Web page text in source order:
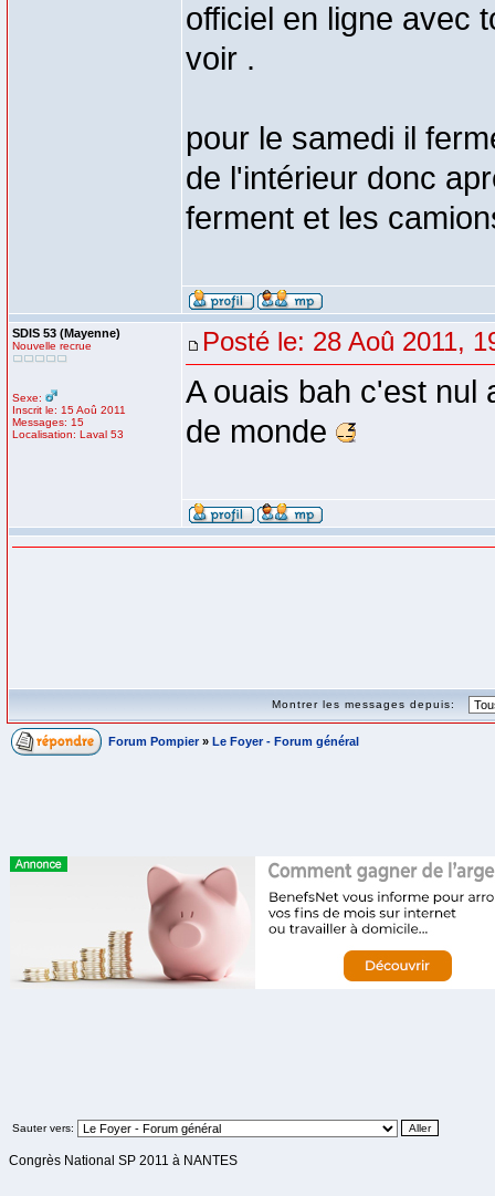
officiel en ligne avec
voir .
pour le samedi il
de l'intérieur donc
ferment et les
SDIS 53 (Mayenne)
Nouvelle recrue
Sexe:
Inscrit le: 15 Aoû 2011
Messages: 15
Localisation: Laval 53
Posté le: 28 Aoû 2011,
A ouais bah c'est nul
de monde
Montrer les messages depuis:
Forum Pompier » Le Foyer - Forum général
Sauter vers:
Congrès National SP 2011 à NANTES